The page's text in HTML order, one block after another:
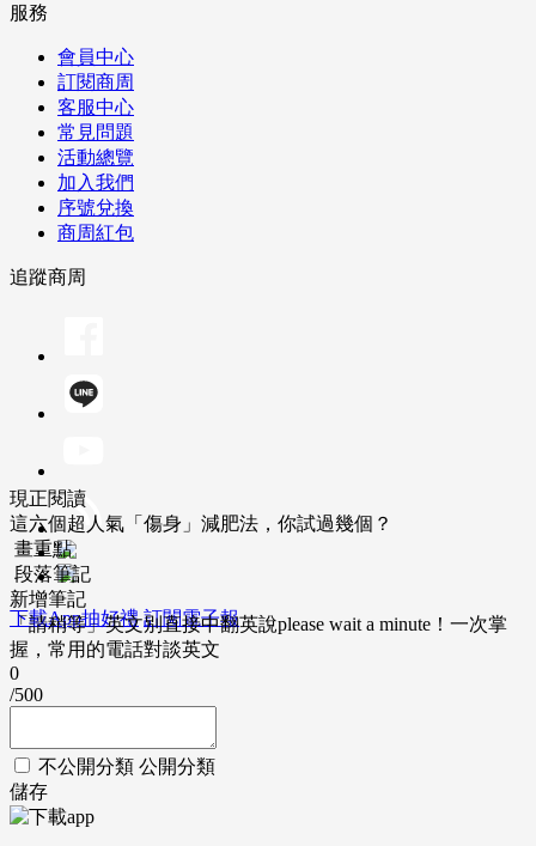
服務
會員中心
訂閱商周
客服中心
常見問題
活動總覽
加入我們
序號兌換
商周紅包
追蹤商周
下載App抽好禮 訂閱電子報
現正閱讀
這六個超人氣「傷身」減肥法，你試過幾個？
畫重點
段落筆記
新增筆記
「請稍等」英文別直接中翻英說please wait a minute！一次掌
握，常用的電話對談英文
0
/500
不公開分類 公開分類
儲存